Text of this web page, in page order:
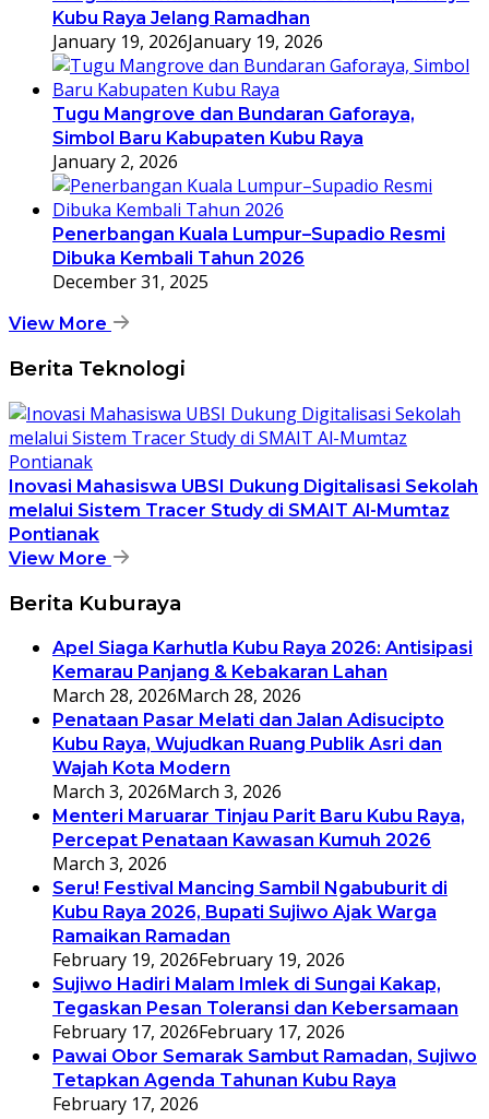
Kubu Raya Jelang Ramadhan
January 19, 2026January 19, 2026
Tugu Mangrove dan Bundaran Gaforaya,
Simbol Baru Kabupaten Kubu Raya
January 2, 2026
Penerbangan Kuala Lumpur–Supadio Resmi
Dibuka Kembali Tahun 2026
December 31, 2025
View More
Berita Teknologi
Inovasi Mahasiswa UBSI Dukung Digitalisasi Sekolah
melalui Sistem Tracer Study di SMAIT Al-Mumtaz
Pontianak
View More
Berita Kuburaya
Apel Siaga Karhutla Kubu Raya 2026: Antisipasi
Kemarau Panjang & Kebakaran Lahan
March 28, 2026March 28, 2026
Penataan Pasar Melati dan Jalan Adisucipto
Kubu Raya, Wujudkan Ruang Publik Asri dan
Wajah Kota Modern
March 3, 2026March 3, 2026
Menteri Maruarar Tinjau Parit Baru Kubu Raya,
Percepat Penataan Kawasan Kumuh 2026
March 3, 2026
Seru! Festival Mancing Sambil Ngabuburit di
Kubu Raya 2026, Bupati Sujiwo Ajak Warga
Ramaikan Ramadan
February 19, 2026February 19, 2026
Sujiwo Hadiri Malam Imlek di Sungai Kakap,
Tegaskan Pesan Toleransi dan Kebersamaan
February 17, 2026February 17, 2026
Pawai Obor Semarak Sambut Ramadan, Sujiwo
Tetapkan Agenda Tahunan Kubu Raya
February 17, 2026